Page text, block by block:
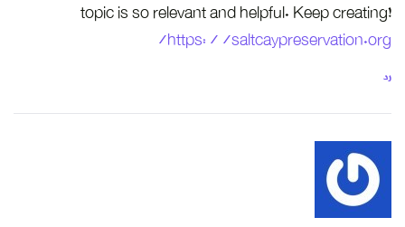
topic is so relevant and helpful. Keep creating!
https://saltcaypreservation.org/
رد